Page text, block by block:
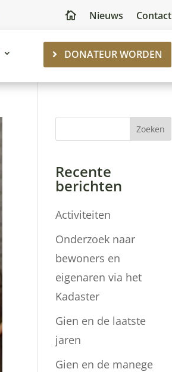
 Nieuws Contact
DONATEUR WORDEN
Zoeken
Recente
berichten
Activiteiten
Onderzoek naar
bewoners en
eigenaren via het
Kadaster
Gien en de laatste
jaren
Gien en de manege